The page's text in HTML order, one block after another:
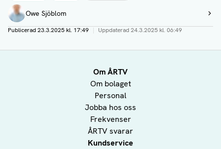
Författare
Owe Sjöblom
Visa profil
Publicerad23.3.2025 kl. 17:49 | Uppdaterad24.3.2025 kl. 06:49
Om ÅRTV
Om bolaget
Personal
Jobba hos oss
Frekvenser
ÅRTV svarar
Kundservice